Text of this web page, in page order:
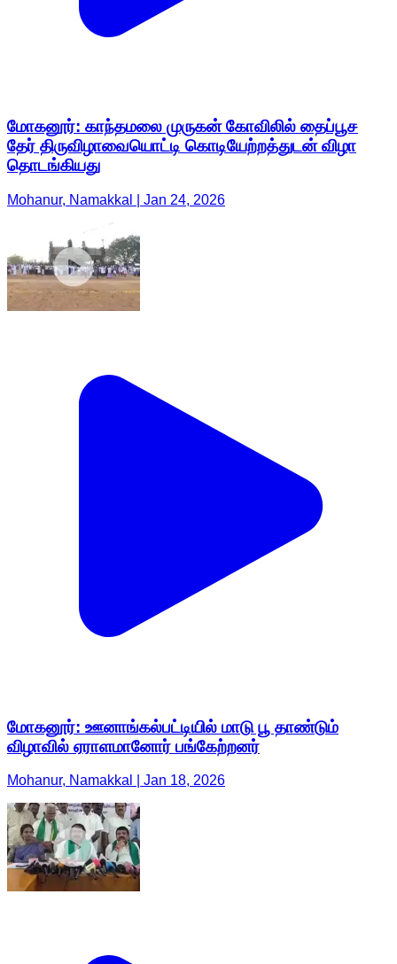
மோகனூர்: காந்தமலை முருகன் கோவிலில் தைப்பூச
தேர் திருவிழாவையொட்டி கொடியேற்றத்துடன் விழா
தொடங்கியது
Mohanur, Namakkal | Jan 24, 2026
மோகனூர்: ஊனாங்கல்பட்டியில் மாடு பூ தாண்டும்
விழாவில் ஏராளமானோர் பங்கேற்றனர்
Mohanur, Namakkal | Jan 18, 2026